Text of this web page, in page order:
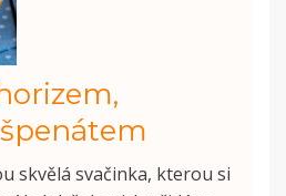
skvělá svačinka, kterou si